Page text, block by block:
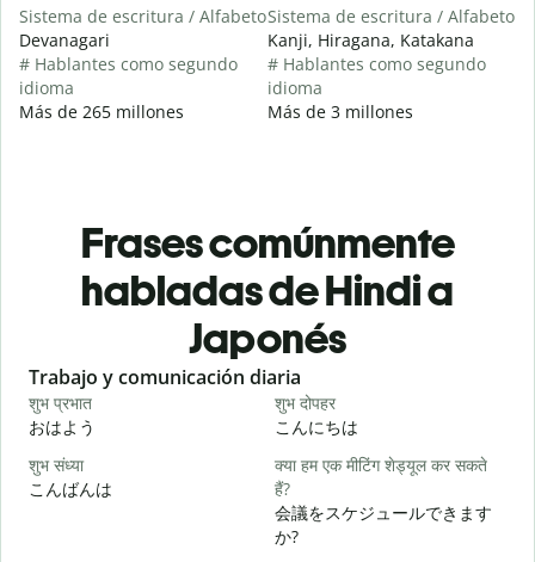
Sistema de escritura / Alfabeto
Devanagari
# Hablantes como segundo
idioma
Más de 265 millones
Sistema de escritura / Alfabeto
Kanji, Hiragana, Katakana
# Hablantes como segundo
idioma
Más de 3 millones
Frases comúnmente
habladas de Hindi a
Japonés
Slide 1 of 6
Trabajo y comunicación diaria
शुभ प्रभात
おはよう
शुभ दोपहर
こんにちは
शुभ संध्या
こんばんは
क्या हम एक मीटिंग शेड्यूल कर सकते
हैं?
会議をスケジュールできます
か?